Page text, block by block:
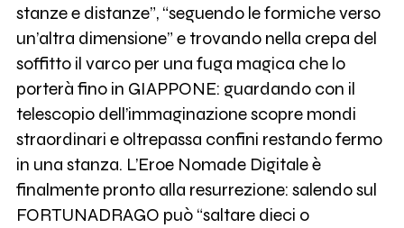
stanze e distanze”, “seguendo le formiche verso
un’altra dimensione” e trovando nella crepa del
soffitto il varco per una fuga magica che lo
porterà fino in GIAPPONE: guardando con il
telescopio dell’immaginazione scopre mondi
straordinari e oltrepassa confini restando fermo
in una stanza. L’Eroe Nomade Digitale è
finalmente pronto alla resurrezione: salendo sul
FORTUNADRAGO può “saltare dieci o